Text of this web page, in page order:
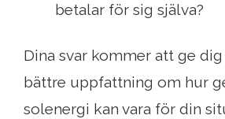
betalar för sig själva?
Dina svar kommer att ge
bättre uppfattning om hur
solenergi kan vara för din